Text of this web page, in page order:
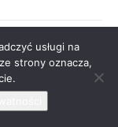
usługi na
strony oznacza,